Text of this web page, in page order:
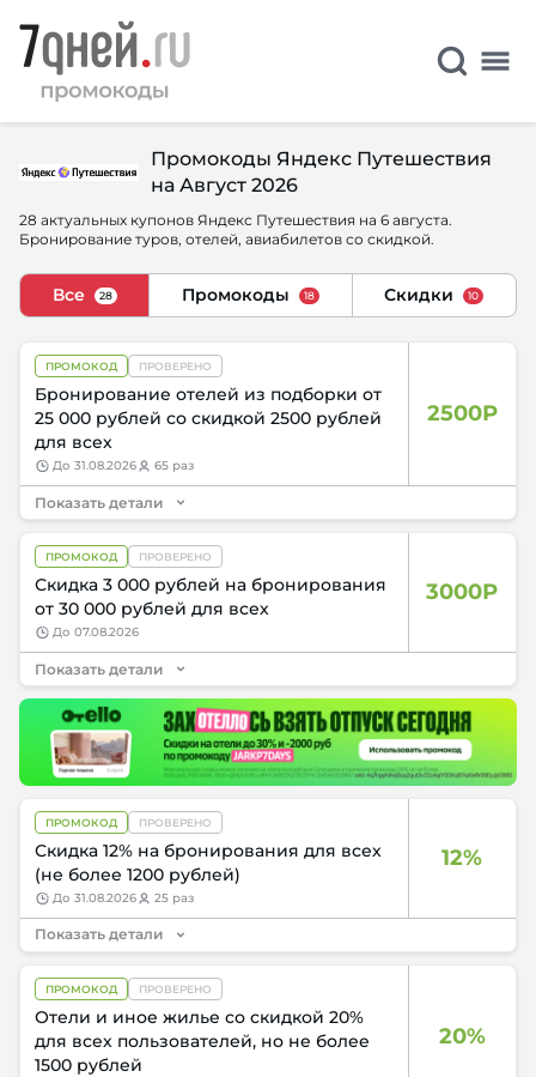
Промокоды Яндекс Путешествия
на Август 2026
28 актуальных купонов Яндекс Путешествия на 6 августа.
Бронирование туров, отелей, авиабилетов со скидкой.
Все 28 Промокоды 18 Скидки 10
2500Р
ПРОМОКОД ПРОВЕРЕНО
Бронирование отелей из подборки от
25 000 рублей со скидкой 2500 рублей
для всех
до 31.08.2026 65 раз
Показать детали
3000Р
ПРОМОКОД ПРОВЕРЕНО
Скидка 3 000 рублей на бронирования
от 30 000 рублей для всех
до 07.08.2026
Показать детали
12%
ПРОМОКОД ПРОВЕРЕНО
Скидка 12% на бронирования для всех
(не более 1200 рублей)
до 31.08.2026 25 раз
Показать детали
20%
ПРОМОКОД ПРОВЕРЕНО
Отели и иное жилье со скидкой 20%
для всех пользователей, но не более
1500 рублей